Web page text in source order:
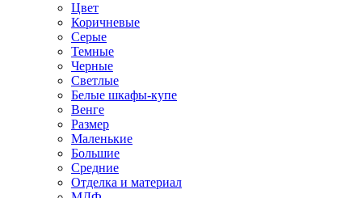
Цвет
Коричневые
Серые
Темные
Черные
Светлые
Белые шкафы-купе
Венге
Размер
Маленькие
Большие
Средние
Отделка и материал